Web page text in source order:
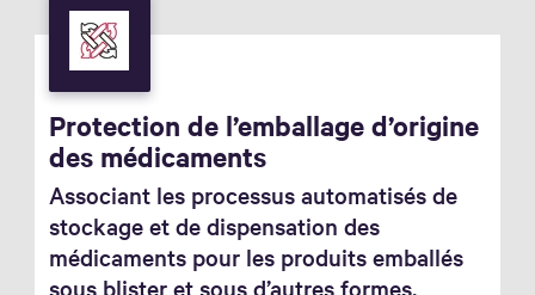
Protection de l’emballage d’origine
des médicaments
Associant les processus automatisés de
stockage et de dispensation des
médicaments pour les produits emballés
sous blister et sous d’autres formes,